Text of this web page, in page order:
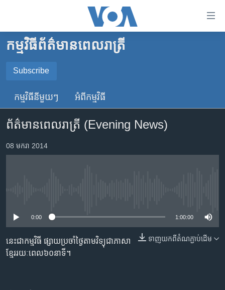
គេហទំព័រ​
ទាក់ទង
រំលង​
ទំព័រ​
ព័ត៌មាន​​
តែ​
ម្តង
រចនា
សម្ព័ន្ធ​
រំលង​
កម្ពុជា
អន្តរជាតិ
ចិន
ហេឡូវីអូអេ
កម្ពុជាច្នៃប្រតិដ្ឋ
កម្មវិធីទាំងអស់
Khmer English
កម្មវិធី​ព័ត៌មាន​ពេលរាត្រី
Subscribe
SUBSCRIBE
YouTube Music
កម្មវិធី​នីមួយៗ អំពី​កម្មវិធី​
ព័ត៌មានពេលរាត្រី (Evening News)
08 មករា 2014
0:00 1:00:00
ទាញ​យក​ពី​តំណភ្ជាប់​ដើម
នេះជាកម្មវិធី ផ្សាយប្រចាំថ្ងៃតាមវិទ្យុជាភាសា
ខ្មែររយៈពេល៦០នាទី។